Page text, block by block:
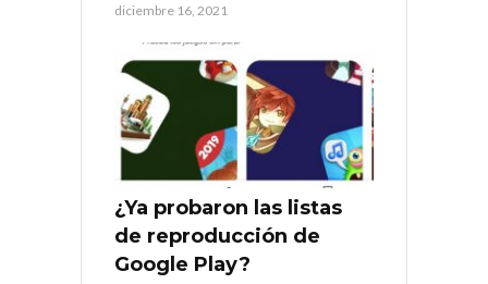
diciembre 16, 2021
¿Ya probaron las listas
de reproducción de
Google Play?